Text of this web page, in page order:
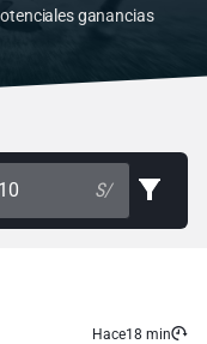
ganancias
S/
Hace18 min